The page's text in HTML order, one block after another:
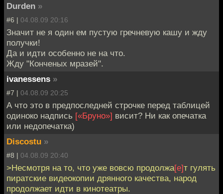
Durden »
#6 | 04.08.09 20:16
Значит не я один ем пустую гречневую кашу и жду
получки!
Да и идти особенно не на что.
Жду "Конченых мразей".
ivanessens »
#7 | 04.08.09 20:25
А что это в предпоследней строчке перед таблицей
одиноко надпись [«Бруно»] висит? Ни как опечатка
или недопечатка)
Discostu »
#8 | 04.08.09 20:40
>Несмотря на то, что уже вовсю продолжа[е]т гулять
пиратские видеокопии дрянного качества, народ
продолжает идти в кинотеатры.